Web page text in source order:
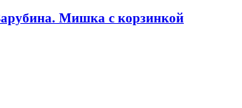
Мишка с корзинкой